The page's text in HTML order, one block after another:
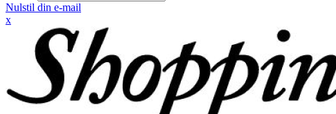
Nulstil din e-mail
x